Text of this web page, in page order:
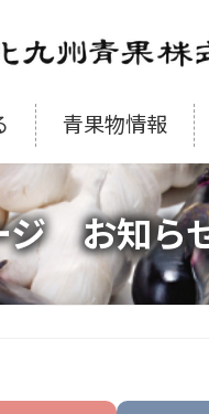
青果物情報
ジ お知ら